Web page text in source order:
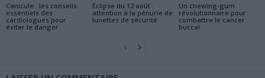
Canicule : les conseils
essentiels des
cardiologues pour
éviter le danger
Éclipse du 12 août :
attention à la pénurie de
lunettes de sécurité
Un chewing-gum
révolutionnaire pour
combattre le cancer
buccal